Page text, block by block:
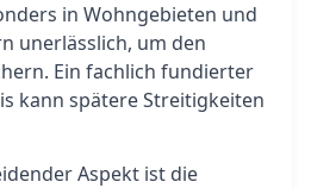
in Wohngebieten und
unerlässlich, um den
Ein fachlich fundierter
kann spätere Streitigkeiten
Aspekt ist die